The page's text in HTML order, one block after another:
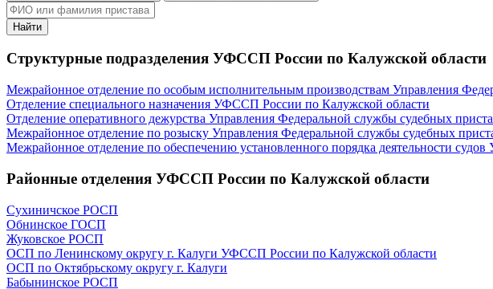
Найти
Структурные подразделения УФССП России по Калужской области
Межрайонное отделение по особым исполнительным производствам Управления
Отделение специального назначения УФССП России по Калужской области
Отделение оперативного дежурства Управления Федеральной службы судебных
Межрайонное отделение по розыску Управления Федеральной службы судебных
Межрайонное отделение по обеспечению установленного порядка деятельности
Районные отделения УФССП России по Калужской области
Сухиничское РОСП
Обнинское ГОСП
Жуковское РОСП
ОСП по Ленинскому округу г. Калуги УФССП России по Калужской области
ОСП по Октябрьскому округу г. Калуги
Бабынинское РОСП